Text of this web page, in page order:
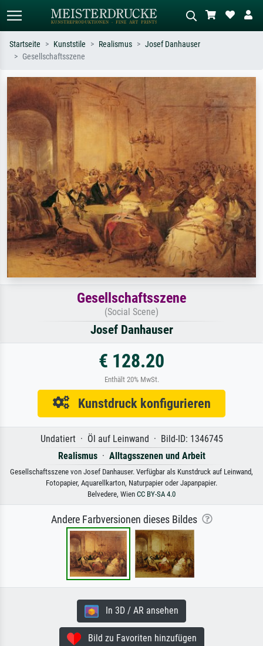
Suchen Sie nach Künstlern, Werktiteln
oder Stilen – z.B. Monet,
Sternennacht, Impressionismus, Welle
Hokusai, Akt.
Wiese, Abstrakt mit viel Rot, Dunkles
Ölgemälde, Stehender Akt neben einem
Baum.
Startseite Kunststile Realismus
Josef Danhauser
Gesellschaftsszene
Gesellschaftsszene
(Social Scene)
Josef Danhauser
€ 128.20
Enthält 20% MwSt.
Kunstdruck konfigurieren
Undatiert · Öl auf Leinwand · Bild-ID: 1346745
Realismus· Alltagsszenen und Arbeit
Gesellschaftsszene von Josef Danhauser. Verfügbar als Kunstdruck auf Leinwand,
Fotopapier, Aquarellkarton, Naturpapier oder Japanpapier.
Belvedere, Wien CC BY-SA 4.0
Andere Farbversionen dieses Bildes
In 3D / AR ansehen
Bild zu Favoriten hinzufügen